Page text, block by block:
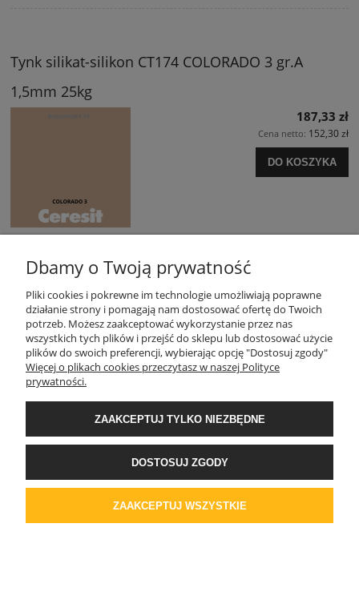
Tynk silikat-silikon CT174 COLORADO 3 gr.A
1,5mm 25kg
187,33 zł
Cena netto: 152,30 zł
DO KOSZYKA
Tynk silikat-silikon CT174 COLORADO 4 gr.A
1,5mm 25kg
186,84 zł
Cena netto: 151,90 zł
Tynk silikat-silikon CT174 COLORADO 5 gr.A
Dbamy o Twoją prywatność
Pliki cookies i pokrewne im technologie umożliwiają poprawne
działanie strony i pomagają nam dostosować ofertę do Twoich
potrzeb. Możesz zaakceptować wykorzystanie przez nas
wszystkich tych plików i przejść do sklepu lub dostosować użycie
plików do swoich preferencji, wybierając opcję "Dostosuj zgody"
Więcej o plikach cookies przeczytasz w naszej Polityce
prywatności.
ZAAKCEPTUJ TYLKO NIEZBĘDNE
DOSTOSUJ ZGODY
ZAAKCEPTUJ WSZYSTKIE